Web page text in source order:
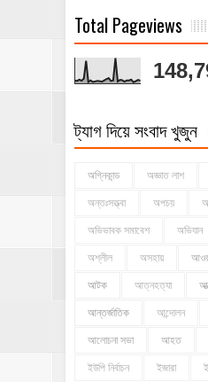
Total Pageviews
ট্যাগ দিয়ে সংবাদ খুজুন
অগ্নিকান্ড অজ্ঞাত লাশ
অন্তঃসত্ত্বা অপচয়
অভিভাবক সমাবেশ অভিযান
অশ্লীল অসহায়
আটক আত্নহত্যা
আন্তর্জাতিক আন্দোলন
আলোচনা সভা আহত
ইউপি নির্বাচন ইজারা